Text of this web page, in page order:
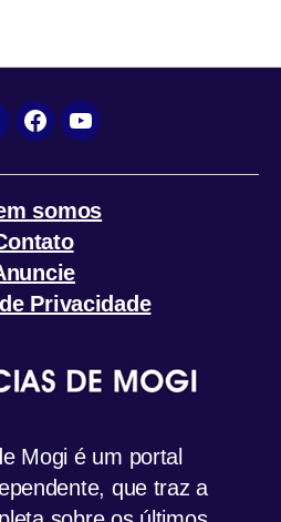
m
FacebookYouTube
somos
Privacidade
Mogi é um portal
que traz a